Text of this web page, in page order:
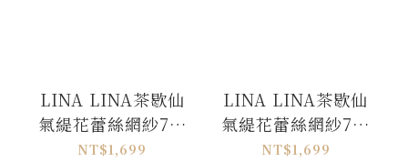
LINA LINA茶歇仙
氣緹花蕾絲網紗7穿
法洋裝-輕柔粉
NT$1,699
LINA LINA茶歇仙
氣緹花蕾絲網紗7穿
法洋裝-氣質杏
NT$1,699